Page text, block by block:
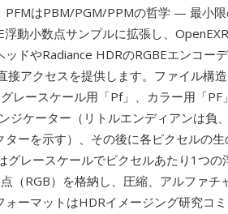
はPBM/PGM/PPMの哲学 — 最小限
動小数点サンプルに拡張し、
ドやRadiance HDRのRGBEエンコー
アクセスを提供します。ファイル構
レースケール用「Pf」、カラー用「PF
ジケーター（リトルエンディアンは負
ーを示す）、その後に各ピクセルの生
レースケールでピクセルあたり1つの
（RGB）を格納し、圧縮、アルファチ
ーマットはHDRイメージング研究コ